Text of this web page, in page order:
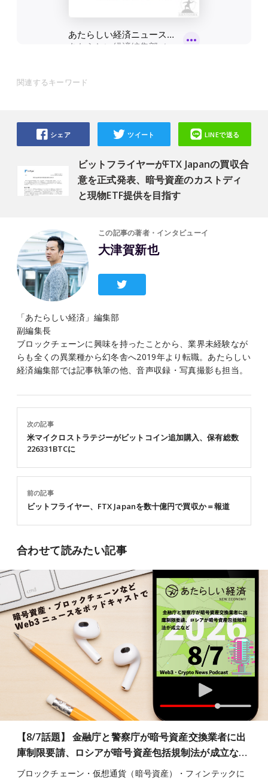
関連するキーワード
ビットフライヤーがFTX Japanの買収合
意を正式発表、暗号資産のカストディ
と現物ETF提供を目指す
シェア ツイート LINEで送る
この記事の著者・インタビューイ
大津賀新也
「あたらしい経済」編集部
副編集長
ブロックチェーンに興味を持ったことから、業界未経験なが
らも全くの異業種から幻冬舎へ2019年より転職。あたらしい
経済編集部では記事執筆の他、音声収録・写真撮影も担当。
前の記事
ビットフライヤー、FTX Japanを数十億円で買収か＝報道
次の記事
米マイクロストラテジーがビットコイン追加購入、保有総数
226331BTCに
合わせて読みたい記事
【8/7話題】 金融庁と警察庁が暗号資産交換業者に出
庫制限要請、ロシアが暗号資産包括規制法が成立な…
ブロックチェーン・仮想通貨（暗号資産）・フィンテックに